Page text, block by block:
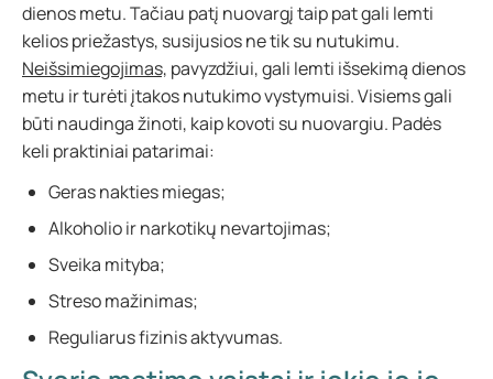
dienos metu. Tačiau patį nuovargį taip pat gali lemti
kelios priežastys, susijusios ne tik su nutukimu.
Neišsimiegojimas, pavyzdžiui, gali lemti išsekimą dienos
metu ir turėti įtakos nutukimo vystymuisi. Visiems gali
būti naudinga žinoti, kaip kovoti su nuovargiu. Padės
keli praktiniai patarimai:
Geras nakties miegas;
Alkoholio ir narkotikų nevartojimas;
Sveika mityba;
Streso mažinimas;
Reguliarus fizinis aktyvumas.